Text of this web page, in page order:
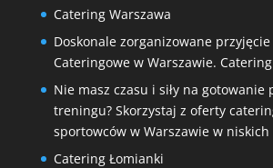
Catering Warszawa
Doskonale zorganizowane przyjęcie
Cateringowe w Warszawie.
Nie masz czasu i siły na gotowanie
treningu? Skorzystaj z oferty
sportowców w Warszawie w niskich
Catering Łomianki